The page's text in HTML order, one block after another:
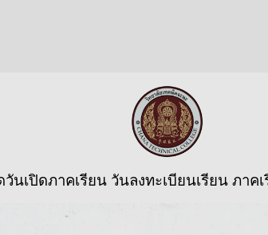
นเปิดภาคเรียน วันลงทะเบียนเรียน ภาค